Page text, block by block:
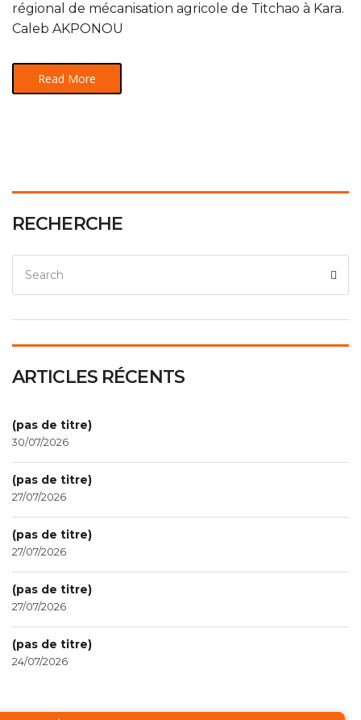
régional de mécanisation agricole de Titchao à Kara.
Caleb AKPONOU
Read More
RECHERCHE
ARTICLES RÉCENTS
(pas de titre)
30/07/2026
(pas de titre)
27/07/2026
(pas de titre)
27/07/2026
(pas de titre)
27/07/2026
(pas de titre)
24/07/2026